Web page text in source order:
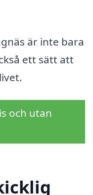
är inte bara
ett sätt att
och utan